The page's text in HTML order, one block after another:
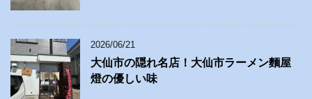
2026/06/21
大仙市の隠れ名店！大仙市ラーメン麵屋
燈の優しい味